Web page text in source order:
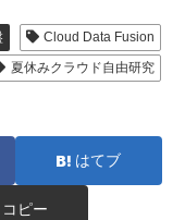
Cloud Data Fusion
夏休みクラウド自由研究
はてブ
コピー